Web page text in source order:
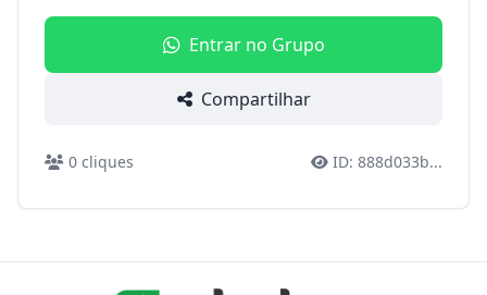
Entrar no Grupo
Compartilhar
0 cliques ID: 888d033b...